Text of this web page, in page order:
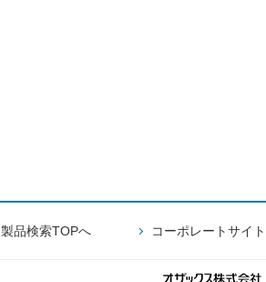
製品検索TOPへ コーポレートサイ